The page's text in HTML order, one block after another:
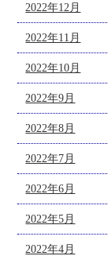
2022年12月
2022年11月
2022年10月
2022年9月
2022年8月
2022年7月
2022年6月
2022年5月
2022年4月